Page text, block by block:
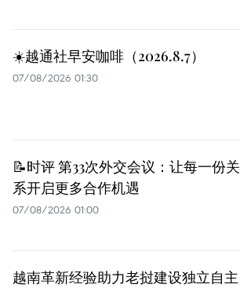
☀️越通社早安咖啡（2026.8.7）
07/08/2026 01:30
📝时评 第33次外交会议：让每一份关
系开启更多合作机遇
07/08/2026 01:00
越南革新经验助力老挝建设独立自主